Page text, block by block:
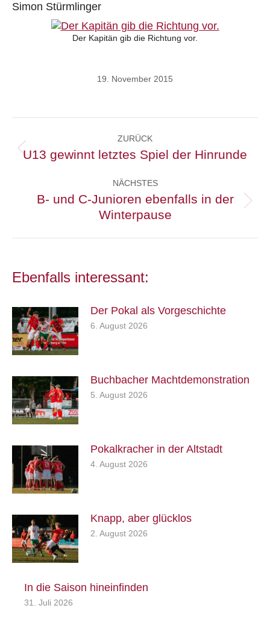
Simon Stürmlinger
Der Kapitän gib die Richtung vor.
19. November 2015
ZURÜCK
Vorheriger
U13 gewinnt letztes Spiel der Hinrunde
NÄCHSTES
Nächster
Beitrag:
B- und C-Junioren ebenfalls in der
Winterpause
Ebenfalls interessant:
Der Pokal als Vorgeschichte
6. August 2026
Buchbacher Machtdemonstration
5. August 2026
Pokalkracher in der Altstadt
4. August 2026
Knapp, aber glücklos
2. August 2026
In die Saison hineinfinden
31. Juli 2026